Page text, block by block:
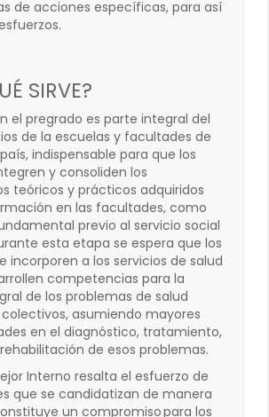
de acciones específicas, para así
SIRVE?
el pregrado es parte integral del
de la escuelas y facultades de
indispensable para que los
y consoliden los
teóricos y prácticos adquiridos
en las facultades, como
previo al servicio social
esta etapa se espera que los
incorporen a los servicios de salud
competencias para la
de los problemas de salud
asumiendo mayores
en el diagnóstico, tratamiento,
de esos problemas.
Interno resalta el esfuerzo de
que se candidatizan de manera
un compromiso para los